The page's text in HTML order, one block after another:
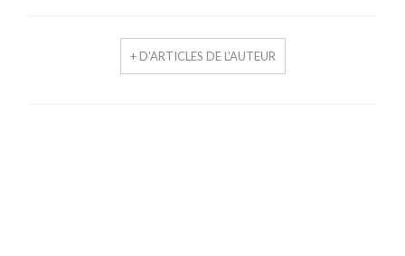
+ D'ARTICLES DE L'AUTEUR